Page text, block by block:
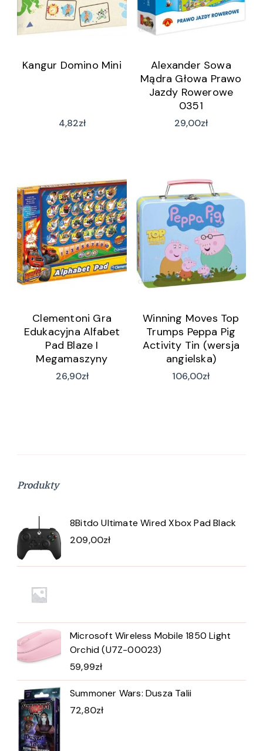
Kangur Domino Mini
4,82zł
Alexander Sowa
Mądra Głowa Prawo
Jazdy Rowerowe
0351
29,00zł
Clementoni Gra
Edukacyjna Alfabet
Pad Blaze I
Megamaszyny
26,90zł
Winning Moves Top
Trumps Peppa Pig
Activity Tin (wersja
angielska)
106,00zł
Produkty
8Bitdo Ultimate Wired Xbox Pad Black
209,00zł
Microsoft Wireless Mobile 1850 Light
Orchid (U7Z-00023)
59,99zł
Summoner Wars: Dusza Talii
72,80zł